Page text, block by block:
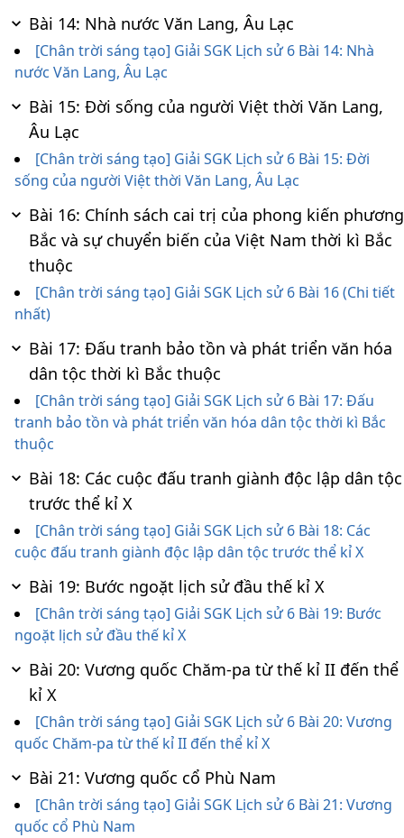
Bài 14: Nhà nước Văn Lang, Âu Lạc
[Chân trời sáng tạo] Giải SGK Lịch sử 6 Bài 14: Nhà
nước Văn Lang, Âu Lạc
Bài 15: Đời sống của người Việt thời Văn Lang,
Âu Lạc
[Chân trời sáng tạo] Giải SGK Lịch sử 6 Bài 15: Đời
sống của người Việt thời Văn Lang, Âu Lạc
Bài 16: Chính sách cai trị của phong kiến phương
Bắc và sự chuyển biến của Việt Nam thời kì Bắc
thuộc
[Chân trời sáng tạo] Giải SGK Lịch sử 6 Bài 16 (Chi tiết
nhất)
Bài 17: Đấu tranh bảo tồn và phát triển văn hóa
dân tộc thời kì Bắc thuộc
[Chân trời sáng tạo] Giải SGK Lịch sử 6 Bài 17: Đấu
tranh bảo tồn và phát triển văn hóa dân tộc thời kì Bắc
thuộc
Bài 18: Các cuộc đấu tranh giành độc lập dân tộc
trước thể kỉ X
[Chân trời sáng tạo] Giải SGK Lịch sử 6 Bài 18: Các
cuộc đấu tranh giành độc lập dân tộc trước thể kỉ X
Bài 19: Bước ngoặt lịch sử đầu thế kỉ X
[Chân trời sáng tạo] Giải SGK Lịch sử 6 Bài 19: Bước
ngoặt lịch sử đầu thế kỉ X
Bài 20: Vương quốc Chăm-pa từ thế kỉ II đến thể
kỉ X
[Chân trời sáng tạo] Giải SGK Lịch sử 6 Bài 20: Vương
quốc Chăm-pa từ thế kỉ II đến thể kỉ X
Bài 21: Vương quốc cổ Phù Nam
[Chân trời sáng tạo] Giải SGK Lịch sử 6 Bài 21: Vương
quốc cổ Phù Nam